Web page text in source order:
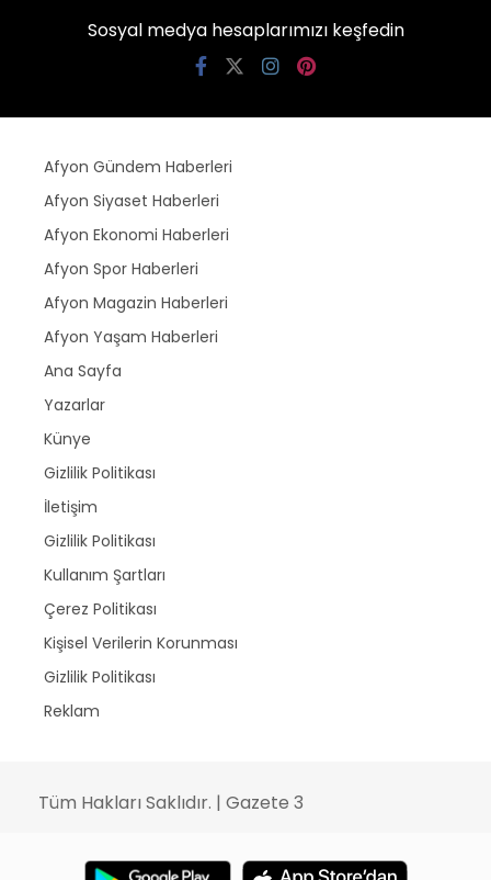
Sosyal medya hesaplarımızı keşfedin
Afyon Gündem Haberleri
Afyon Siyaset Haberleri
Afyon Ekonomi Haberleri
Afyon Spor Haberleri
Afyon Magazin Haberleri
Afyon Yaşam Haberleri
Ana Sayfa
Yazarlar
Künye
Gizlilik Politikası
İletişim
Gizlilik Politikası
Kullanım Şartları
Çerez Politikası
Kişisel Verilerin Korunması
Gizlilik Politikası
Reklam
Tüm Hakları Saklıdır. | Gazete 3